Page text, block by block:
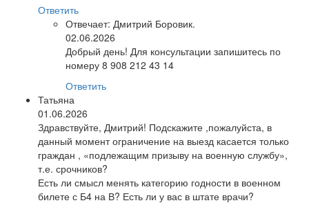
Ответить
Отвечает: Дмитрий Боровик.
02.06.2026
Добрый день! Для консультации запишитесь по
номеру 8 908 212 43 14
Ответить
Татьяна
01.06.2026
Здравствуйте, Дмитрий! Подскажите ,пожалуйста, в
данный момент ограничение на выезд касается только
граждан , «подлежащим призыву на военную службу»,
т.е. срочников?
Есть ли смысл менять категорию годности в военном
билете с Б4 на В? Есть ли у вас в штате врачи?